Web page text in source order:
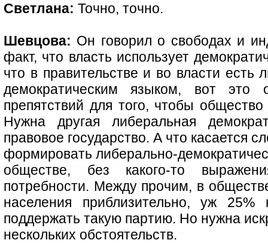
Светлана: Точно, точно.
Шевцова: Он говорил о свободах и
факт, что власть использует
что в правительстве и во власти есть
демократическим языком, вот
препятствий для того, чтобы
Нужна другая либеральная
правовое государство. А что касается
формировать либерально-
обществе, без какого-то
потребности. Между прочим, в
населения приблизительно, уж
поддержать такую партию. Но нужна
нескольких обстоятельств.